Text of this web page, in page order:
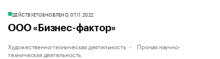
ДЕЙСТВУЕТОБНОВЛЕНО, 07.11.2022
ООО «Бизнес-фактор»
Художественно-техническая деятельность
Прочая научно-
техническая деятельность